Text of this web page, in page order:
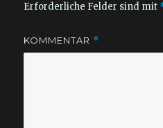
Erforderliche Felder sind mit
KOMMENTAR *